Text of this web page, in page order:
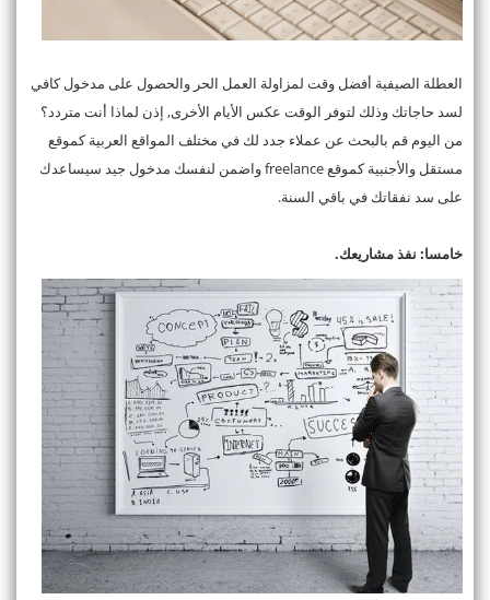
العطلة الصيفية أفضل وقت لمزاولة العمل الحر والحصول على مدخول كافي
لسد حاجاتك وذلك لتوفر الوقت عكس الأيام الأخرى, إذن لماذا أنت متردد؟
من اليوم قم بالبحث عن عملاء جدد لك في مختلف المواقع العربية كموقع
مستقل والأجنبية كموقع freelance واضمن لنفسك مدخول جيد سيساعدك
على سد نفقاتك في باقي السنة.
خامسا: نفذ مشاريعك.